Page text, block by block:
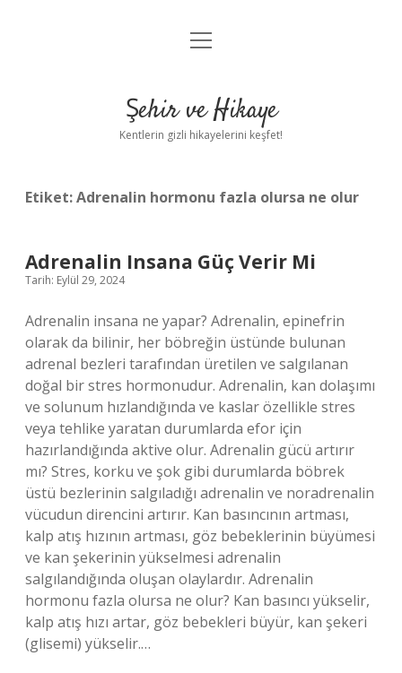
Anasayfa
Yasal Uyarı
menüyü
Şehir ve Hikaye
Kentlerin gizli hikayelerini keşfet!
Etiket:Adrenalin hormonu fazla olursa ne olur
Adrenalin Insana Güç Verir Mi
Tarih: Eylül 29, 2024
Adrenalin insana ne yapar? Adrenalin, epinefrin
olarak da bilinir, her böbreğin üstünde bulunan
adrenal bezleri tarafından üretilen ve salgılanan
doğal bir stres hormonudur. Adrenalin, kan dolaşımı
ve solunum hızlandığında ve kaslar özellikle stres
veya tehlike yaratan durumlarda efor için
hazırlandığında aktive olur. Adrenalin gücü artırır
mı? Stres, korku ve şok gibi durumlarda böbrek
üstü bezlerinin salgıladığı adrenalin ve noradrenalin
vücudun direncini artırır. Kan basıncının artması,
kalp atış hızının artması, göz bebeklerinin büyümesi
ve kan şekerinin yükselmesi adrenalin
salgılandığında oluşan olaylardır. Adrenalin
hormonu fazla olursa ne olur? Kan basıncı yükselir,
kalp atış hızı artar, göz bebekleri büyür, kan şekeri
(glisemi) yükselir.…